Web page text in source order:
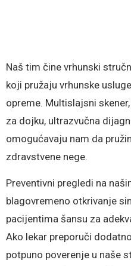
Naš tim čine vrhunski
koji pružaju vrhunske
opreme. Multislajsni
za dojku, ultrazvučna
omogućavaju nam da
zdravstvene nege.
Preventivni pregledi na
blagovremeno otkrivanje
pacijentima šansu za
Ako lekar preporuči
potpuno poverenje u naše